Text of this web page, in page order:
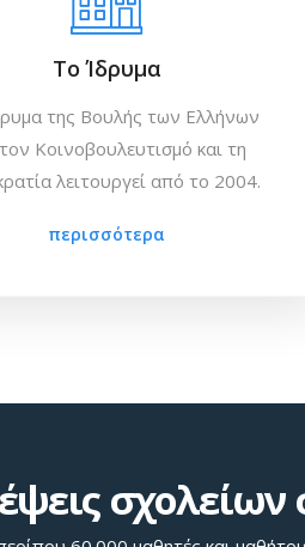
Το Ίδρυμα
της Βουλής των Ελλήνων
Κοινοβουλευτισμό και τη
λειτουργεί από το 2004.
περισσότερα